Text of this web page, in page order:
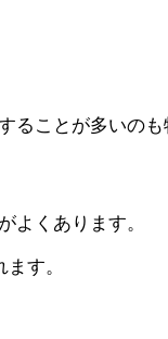
ことが多いのも
よくあります。
す。